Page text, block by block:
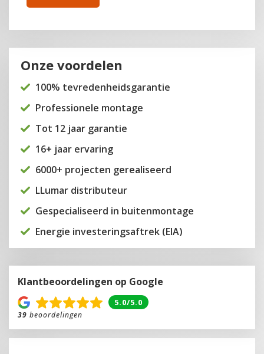
Onze voordelen
100% tevredenheidsgarantie
Professionele montage
Tot 12 jaar garantie
16+ jaar ervaring
6000+ projecten gerealiseerd
LLumar distributeur
Gespecialiseerd in buitenmontage
Energie investeringsaftrek (EIA)
Klantbeoordelingen op Google
5.0/5.0
39 beoordelingen